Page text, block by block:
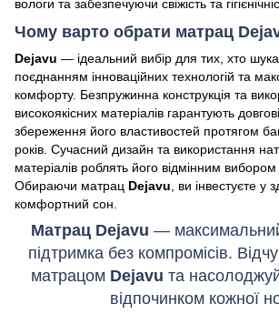
вологи та забезпечуючи свіжість та
Чому варто обрати матрац
Dejavu — ідеальний вибір для тих, хто
поєднанням інноваційних технологій та
комфорту. Безпружинна конструкція та
високоякісних матеріалів гарантують
збереження його властивостей протягом
років. Сучасний дизайн та використання
матеріалів роблять його відмінним
Обираючи матрац Dejavu, ви інвестуєте у
комфортний сон.
Матрац Dejavu —
підтримка без компромісів.
матрацом Dejavu та
відпочинком кожної